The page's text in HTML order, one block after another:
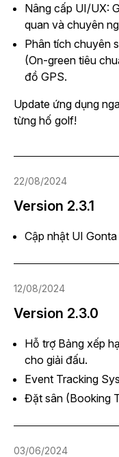
Nâng cấp UI/UX:
quan và chuyên
Phân tích chuyên
(On-green tiêu
đồ GPS.
Update ứng dụng
từng hố golf!
22/08/2024
Version 2.3.1
Cập nhật UI
12/08/2024
Version 2.3.0
Hỗ trợ Bảng xếp
cho giải đấu.
Event Tracking
Đặt sân (Booking
03/06/2024